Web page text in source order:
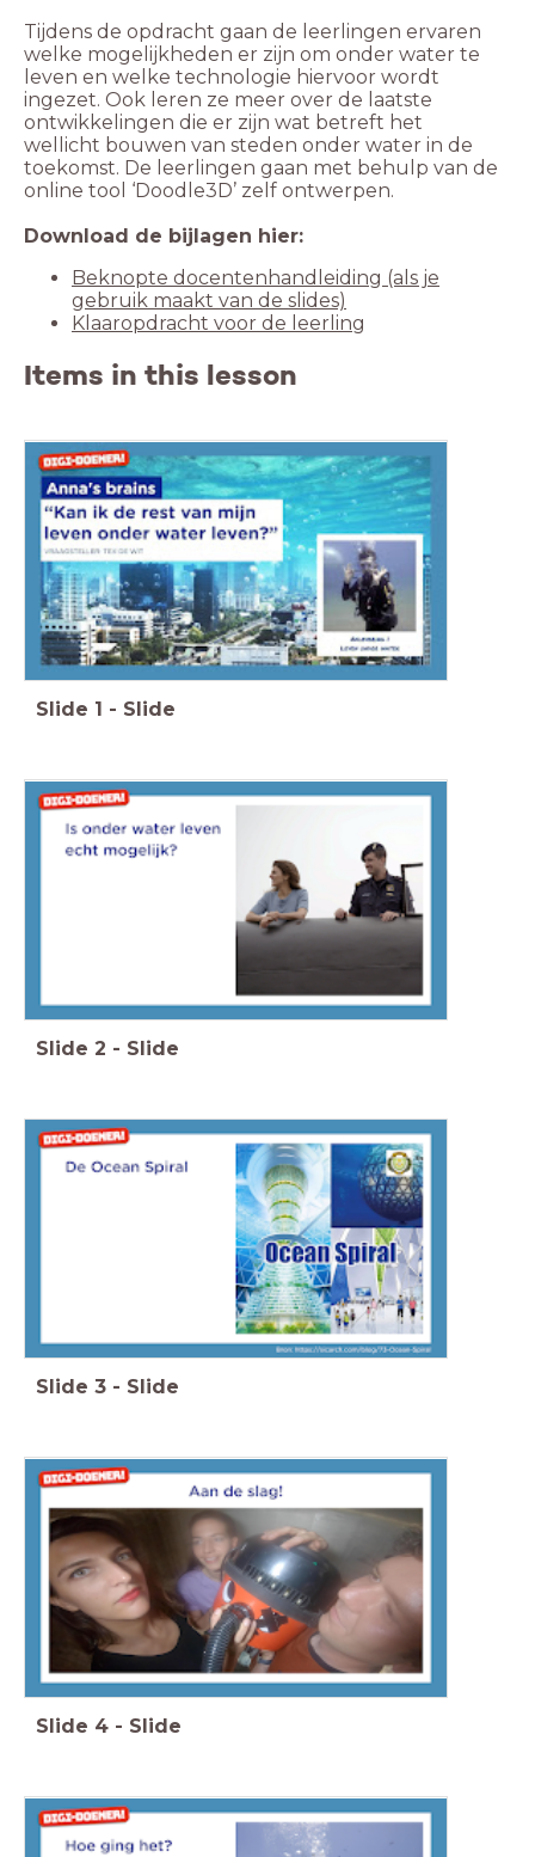
Tijdens de opdracht gaan de leerlingen ervaren
welke mogelijkheden er zijn om onder water te
leven en welke technologie hiervoor wordt
ingezet. Ook leren ze meer over de laatste
ontwikkelingen die er zijn wat betreft het
wellicht bouwen van steden onder water in de
toekomst. De leerlingen gaan met behulp van de
online tool ‘Doodle3D’ zelf ontwerpen.
Download de bijlagen hier:
Beknopte docentenhandleiding (als je
gebruik maakt van de slides)
Klaaropdracht voor de leerling
Items in this lesson
Slide 1 - Slide
Slide 2 - Slide
Slide 3 - Slide
Slide 4 - Slide